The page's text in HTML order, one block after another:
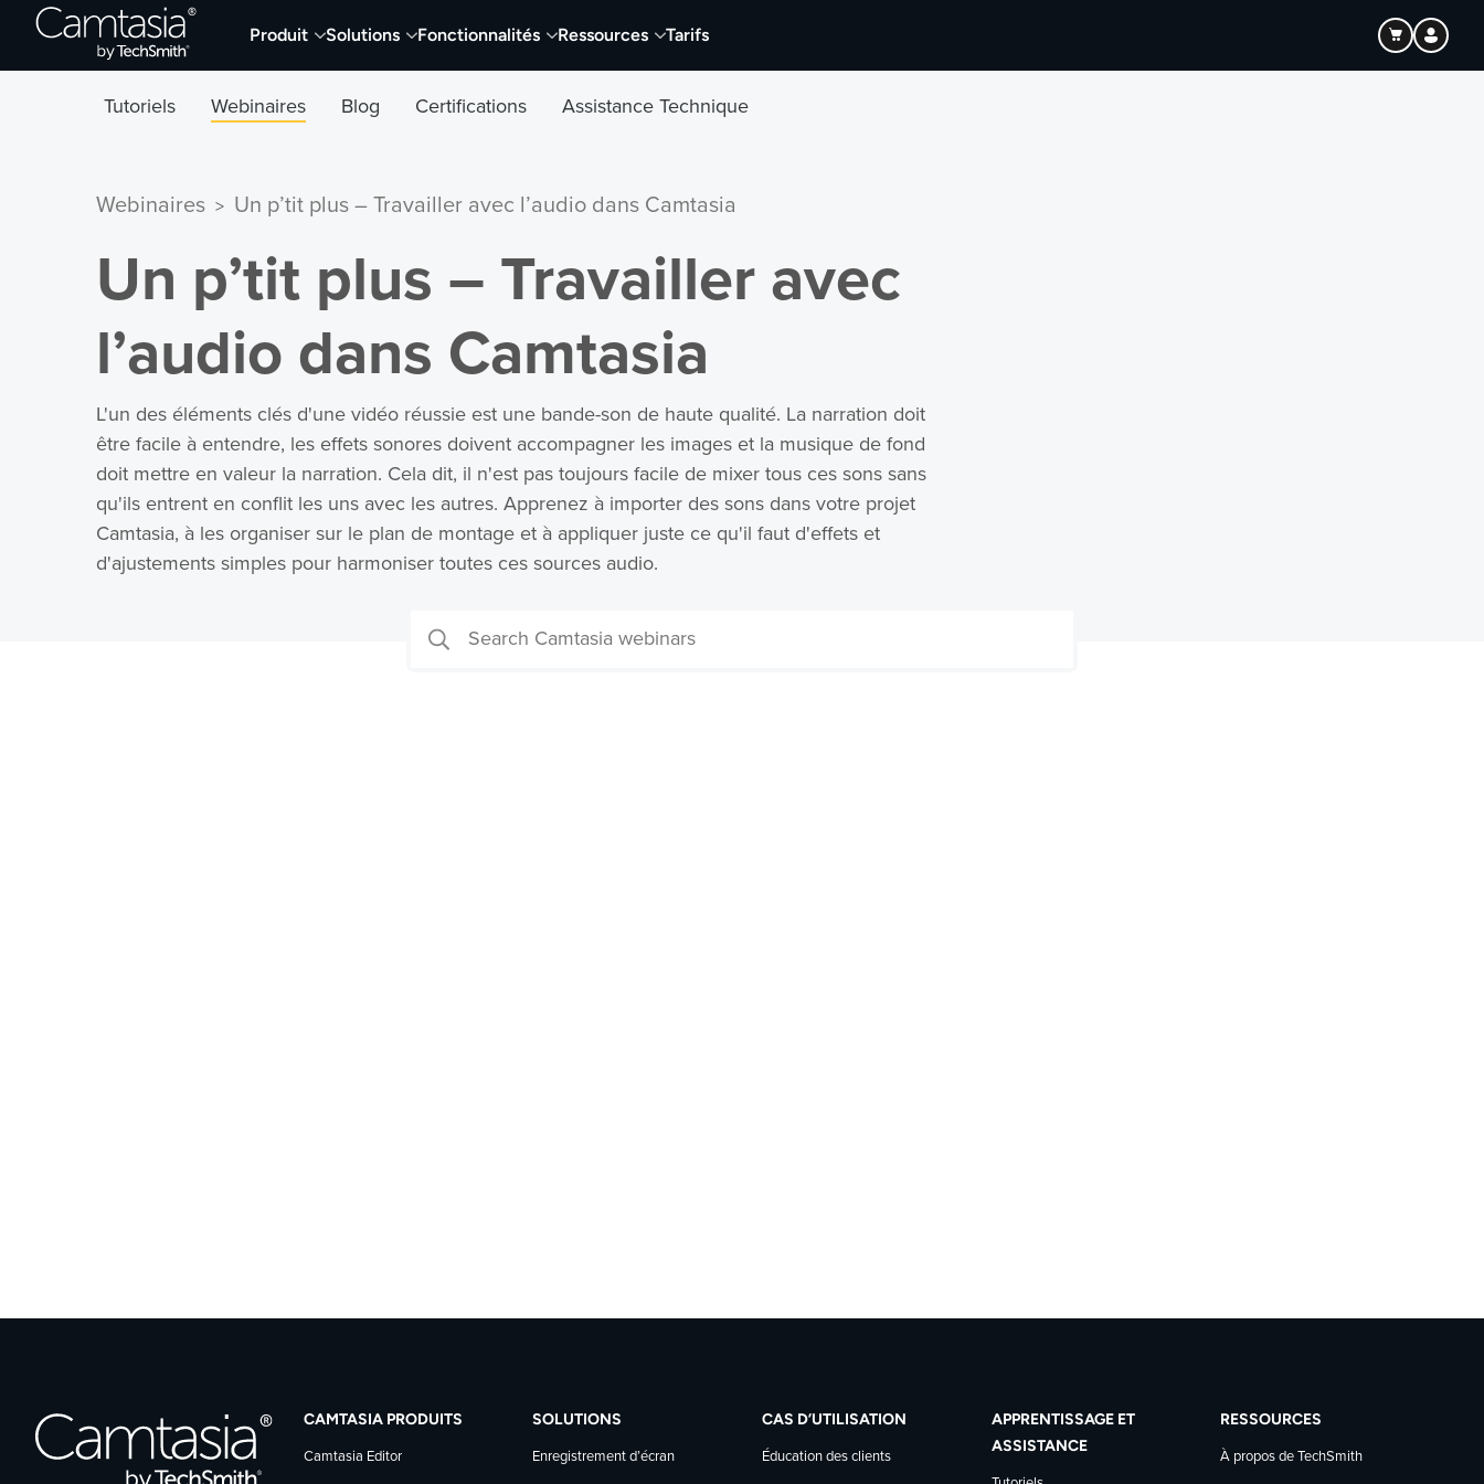
Passer
directement
Produit Solutions Fonctionnalités Ressources Tarifs
Tutoriels Webinaires Blog Certifications Assistance Technique
Webinaires > Un p’tit plus – Travailler avec l’audio dans Camtasia
Un p’tit plus – Travailler avec
l’audio dans Camtasia
L'un des éléments clés d'une vidéo réussie est une bande-son de haute qualité. La narration doit
être facile à entendre, les effets sonores doivent accompagner les images et la musique de fond
doit mettre en valeur la narration. Cela dit, il n'est pas toujours facile de mixer tous ces sons sans
qu'ils entrent en conflit les uns avec les autres. Apprenez à importer des sons dans votre projet
Camtasia, à les organiser sur le plan de montage et à appliquer juste ce qu'il faut d'effets et
d'ajustements simples pour harmoniser toutes ces sources audio.
CAMTASIA PRODUITS
Camtasia Editor
SOLUTIONS
Enregistrement d’écran
CAS D’UTILISATION
Éducation des clients
APPRENTISSAGE ET
ASSISTANCE
RESSOURCES
À propos de TechSmith